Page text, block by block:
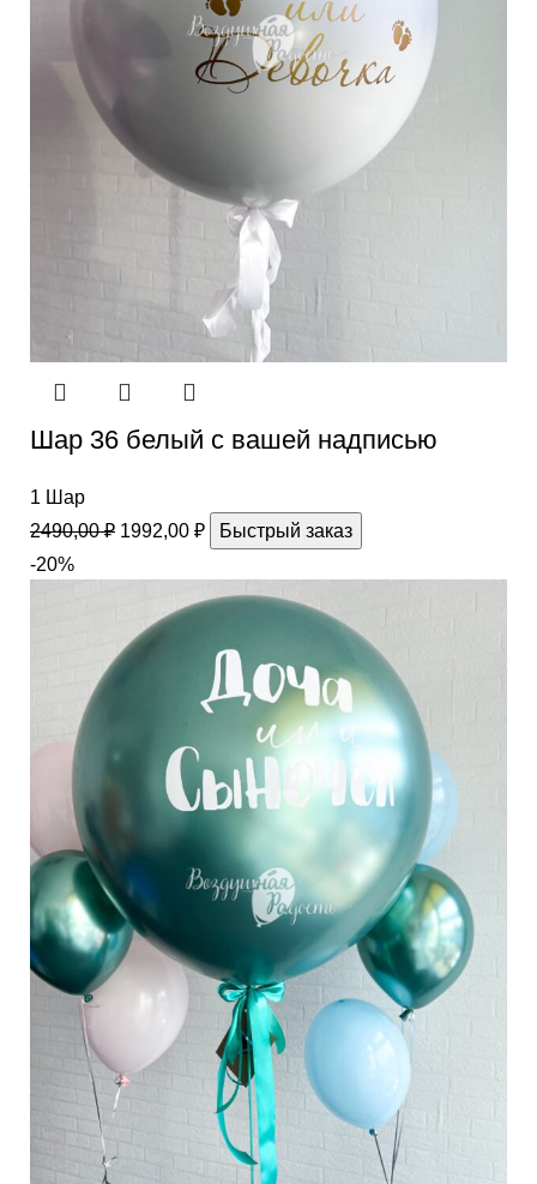
Шар 36 белый с вашей надписью
1 Шар
2490,00₽ 1992,00 ₽
Быстрый заказ
-20%